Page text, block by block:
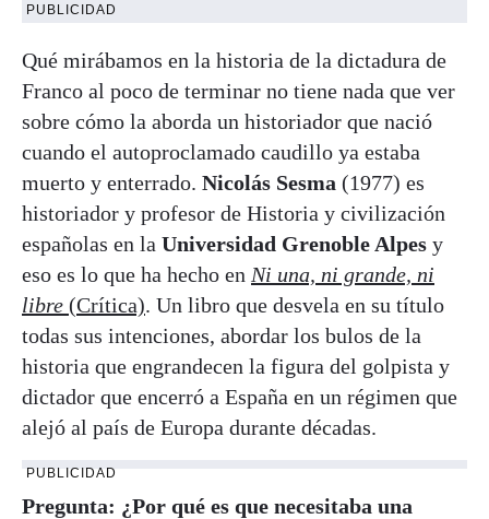
PUBLICIDAD
Qué mirábamos en la historia de la dictadura de
Franco al poco de terminar no tiene nada que ver
sobre cómo la aborda un historiador que nació
cuando el autoproclamado caudillo ya estaba
muerto y enterrado. Nicolás Sesma (1977) es
historiador y profesor de Historia y civilización
españolas en la Universidad Grenoble Alpes y
eso es lo que ha hecho en Ni una, ni grande, ni
libre (Crítica). Un libro que desvela en su título
todas sus intenciones, abordar los bulos de la
historia que engrandecen la figura del golpista y
dictador que encerró a España en un régimen que
alejó al país de Europa durante décadas.
PUBLICIDAD
Pregunta: ¿Por qué es que necesitaba una